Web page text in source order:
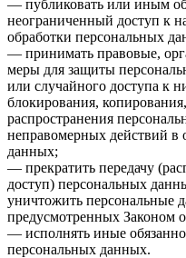
— публиковать или иным
неограниченный доступ к
обработки персональных
— принимать правовые,
меры для защиты
или случайного доступа к
блокирования,
распространения
неправомерных действий
данных;
— прекратить передачу
доступ) персональных
уничтожить персональные
предусмотренных Законом
— исполнять иные
персональных данных.